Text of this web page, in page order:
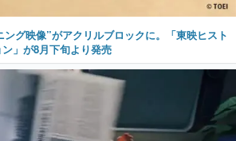
ング映像”がアクリルブロックに。「東映ヒスト
」が8月下旬より発売